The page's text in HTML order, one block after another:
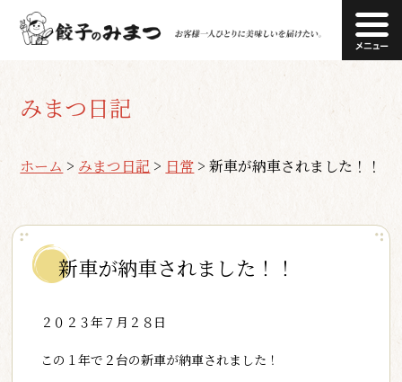
みまつ日記
ホーム > みまつ日記 > 日常 >新車が納車されました！！
新車が納車されました！！
２０２３年７月２８日
この１年で２台の新車が納車されました！